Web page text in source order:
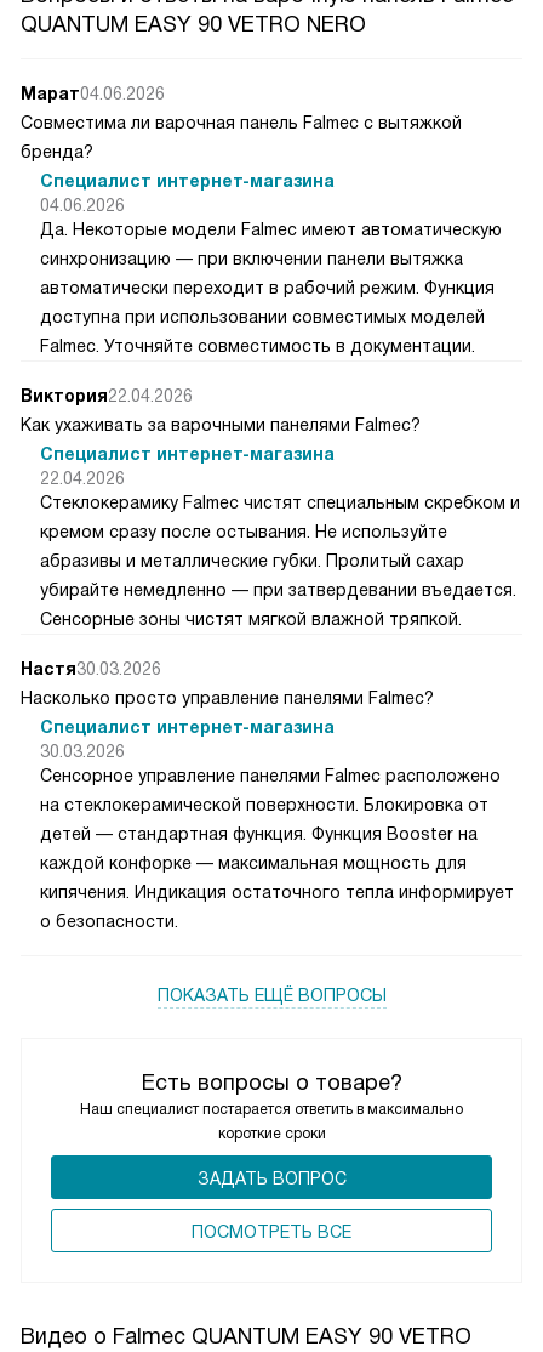
QUANTUM EASY 90 VETRO NERO
Есть вопросы о товаре?
Наш специалист постарается ответить в максимально
короткие сроки
ЗАДАТЬ ВОПРОС
ПОCМОТРЕТЬ ВСЕ
Марат04.06.2026
Совместима ли варочная панель Falmec с вытяжкой
бренда?
Специалист интернет-магазина
04.06.2026
Да. Некоторые модели Falmec имеют автоматическую
синхронизацию — при включении панели вытяжка
автоматически переходит в рабочий режим. Функция
доступна при использовании совместимых моделей
Falmec. Уточняйте совместимость в документации.
Виктория22.04.2026
Как ухаживать за варочными панелями Falmec?
Специалист интернет-магазина
22.04.2026
Стеклокерамику Falmec чистят специальным скребком и
кремом сразу после остывания. Не используйте
абразивы и металлические губки. Пролитый сахар
убирайте немедленно — при затвердевании въедается.
Сенсорные зоны чистят мягкой влажной тряпкой.
Настя30.03.2026
Насколько просто управление панелями Falmec?
Специалист интернет-магазина
30.03.2026
Сенсорное управление панелями Falmec расположено
на стеклокерамической поверхности. Блокировка от
детей — стандартная функция. Функция Booster на
каждой конфорке — максимальная мощность для
кипячения. Индикация остаточного тепла информирует
о безопасности.
ПОКАЗАТЬ ЕЩЁ ВОПРОСЫ
Видео о Falmec QUANTUM EASY 90 VETRO